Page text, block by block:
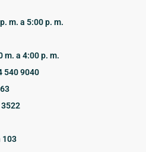
m. a 5:00 p. m.
m. a 4:00 p. m.
540 9040
103